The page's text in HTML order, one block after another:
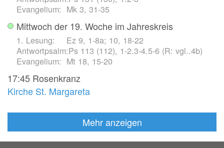
Mk 3, 31-35
Mittwoch der 19. Woche im Jahreskreis
Ez 9, 1-8a; 10, 18-22
Ps 113 (112), 1-2.3-4.5-6 (R: vgl..4b)
Mt 18, 15-20
17:45 Rosenkranz
Kirche St. Margareta
Mehr anzeigen